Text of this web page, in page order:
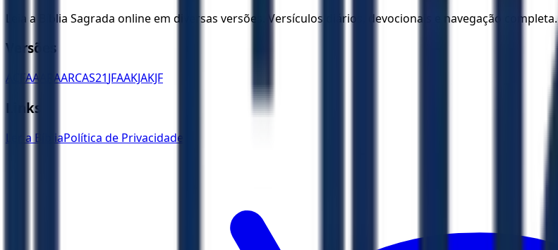
Leia a Bíblia Sagrada online em diversas versões. Versículos diários, devocionais e navegação completa.
Versões
ACFAA ARAARCAS21JFAAKJAKJF
Links
Ler a BíbliaPolítica de Privacidade